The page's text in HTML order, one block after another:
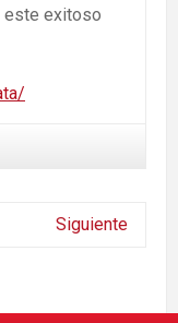
este exitoso
Siguiente